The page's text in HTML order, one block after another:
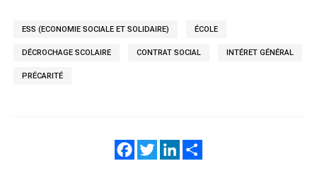
ESS (ECONOMIE SOCIALE ET SOLIDAIRE) ÉCOLE
DÉCROCHAGE SCOLAIRE CONTRAT SOCIAL INTÉRET GÉNÉRAL
PRÉCARITÉ
FacebookTwitterLinkedIn